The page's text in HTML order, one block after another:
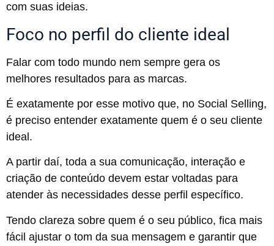
com suas ideias.
Foco no perfil do cliente ideal
Falar com todo mundo nem sempre gera os
melhores resultados para as marcas.
É exatamente por esse motivo que, no Social Selling,
é preciso entender exatamente quem é o seu cliente
ideal.
A partir daí, toda a sua comunicação, interação e
criação de conteúdo devem estar voltadas para
atender às necessidades desse perfil específico.
Tendo clareza sobre quem é o seu público, fica mais
fácil ajustar o tom da sua mensagem e garantir que